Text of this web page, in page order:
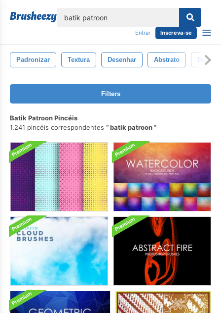
Entrar Inscreva-se
Padronizar Textura Desenhar Abstrato
Filters
Batik Patroon Pincéis
1.241 pincéis correspondentes
batik patroon